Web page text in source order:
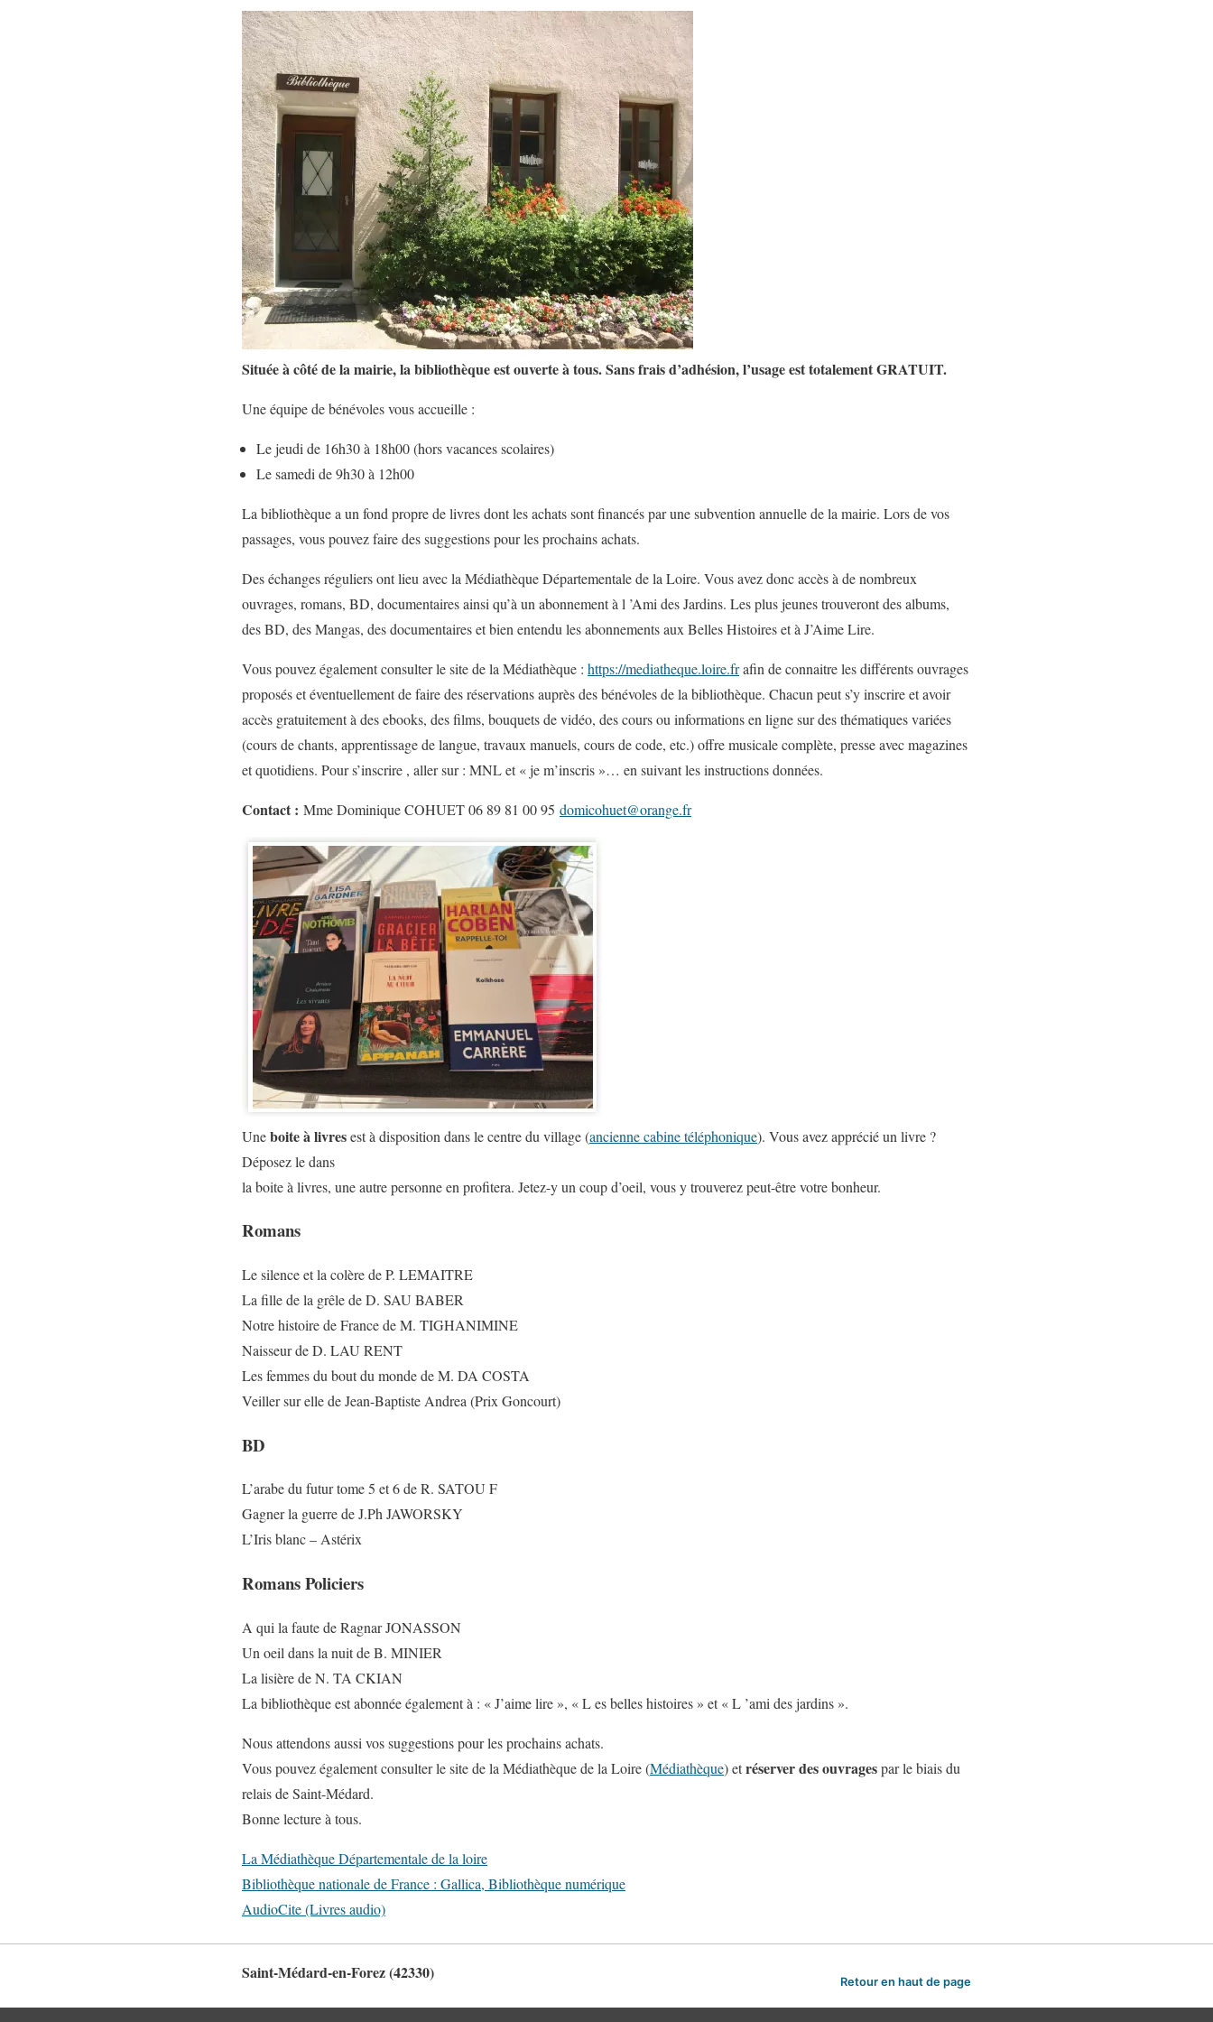
Située à côté de la mairie, la bibliothèque est ouverte à tous. Sans frais d’adhésion, l’usage est totalement GRATUIT.
Une équipe de bénévoles vous accueille :
Le jeudi de 16h30 à 18h00 (hors vacances scolaires)
Le samedi de 9h30 à 12h00
La bibliothèque a un fond propre de livres dont les achats sont financés par une subvention annuelle de la mairie. Lors de vos
passages, vous pouvez faire des suggestions pour les prochains achats.
Des échanges réguliers ont lieu avec la Médiathèque Départementale de la Loire. Vous avez donc accès à de nombreux
ouvrages, romans, BD, documentaires ainsi qu’à un abonnement à l ’Ami des Jardins. Les plus jeunes trouveront des albums,
des BD, des Mangas, des documentaires et bien entendu les abonnements aux Belles Histoires et à J’Aime Lire.
Vous pouvez également consulter le site de la Médiathèque : https://mediatheque.loire.frafin de connaitre les différents ouvrages
proposés et éventuellement de faire des réservations auprès des bénévoles de la bibliothèque. Chacun peut s’y inscrire et avoir
accès gratuitement à des ebooks, des films, bouquets de vidéo, des cours ou informations en ligne sur des thématiques variées
(cours de chants, apprentissage de langue, travaux manuels, cours de code, etc.) offre musicale complète, presse avec magazines
et quotidiens. Pour s’inscrire , aller sur : MNL et « je m’inscris »… en suivant les instructions données.
Contact : Mme Dominique COHUET 06 89 81 00 95 domicohuet@orange.fr
Uneboite à livresest à disposition dans le centre du village (ancienne cabine téléphonique). Vous avez apprécié un livre ?
Déposez le dans
la boite à livres, une autre personne en profitera. Jetez-y un coup d’oeil, vous y trouverez peut-être votre bonheur.
Romans
Le silence et la colère de P. LEMAITRE
La fille de la grêle de D. SAU BABER
Notre histoire de France de M. TIGHANIMINE
Naisseur de D. LAU RENT
Les femmes du bout du monde de M. DA COSTA
Veiller sur elle de Jean-Baptiste Andrea (Prix Goncourt)
BD
L’arabe du futur tome 5 et 6 de R. SATOU F
Gagner la guerre de J.Ph JAWORSKY
L’Iris blanc – Astérix
Romans Policiers
A qui la faute de Ragnar JONASSON
Un oeil dans la nuit de B. MINIER
La lisière de N. TA CKIAN
La bibliothèque est abonnée également à : « J’aime lire », « L es belles histoires » et « L ’ami des jardins ».
Nous attendons aussi vos suggestions pour les prochains achats.
Vous pouvez également consulter le site de la Médiathèque de la Loire (Médiathèque) etréserver des ouvragespar le biais du
relais de Saint-Médard.
Bonne lecture à tous.
La Médiathèque Départementale de la loire
Bibliothèque nationale de France : Gallica, Bibliothèque numérique
AudioCite (Livres audio)
Saint-Médard-en-Forez (42330) Retour en haut de page